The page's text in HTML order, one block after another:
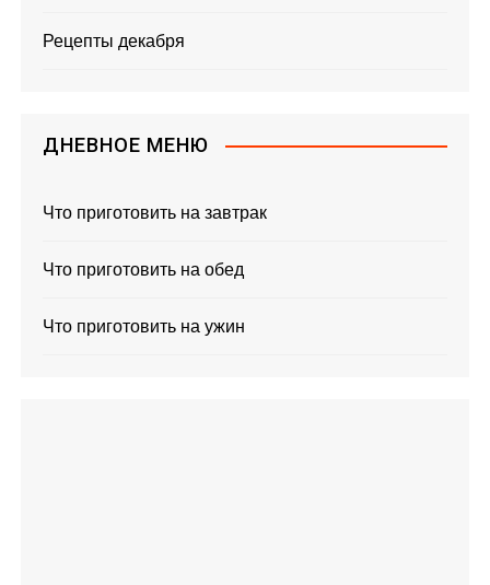
Рецепты декабря
ДНЕВНОЕ МЕНЮ
Что приготовить на завтрак
Что приготовить на обед
Что приготовить на ужин